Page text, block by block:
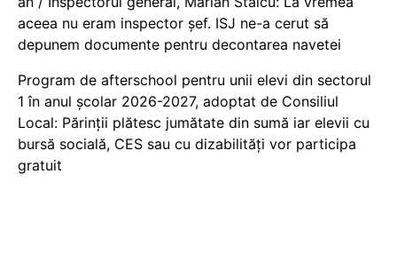
aceea nu eram inspector șef. ISJ ne-a cerut să
depunem documente pentru decontarea navetei
Program de afterschool pentru unii elevi din sectorul
1 în anul școlar 2026-2027, adoptat de Consiliul
Local: Părinții plătesc jumătate din sumă iar elevii cu
bursă socială, CES sau cu dizabilităţi vor participa
gratuit